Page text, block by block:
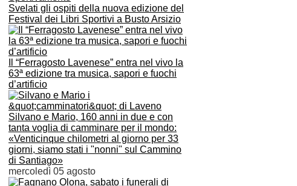
Svelati gli ospiti della nuova edizione del
Festival dei Libri Sportivi a Busto Arsizio
Il “Ferragosto Lavenese” entra nel vivo la
63ª edizione tra musica, sapori e fuochi
d’artificio
Silvano e Mario, 160 anni in due e con
tanta voglia di camminare per il mondo:
«Venticinque chilometri al giorno per 33
giorni, siamo stati i "nonni" sul Cammino
di Santiago»
mercoledì 05 agosto